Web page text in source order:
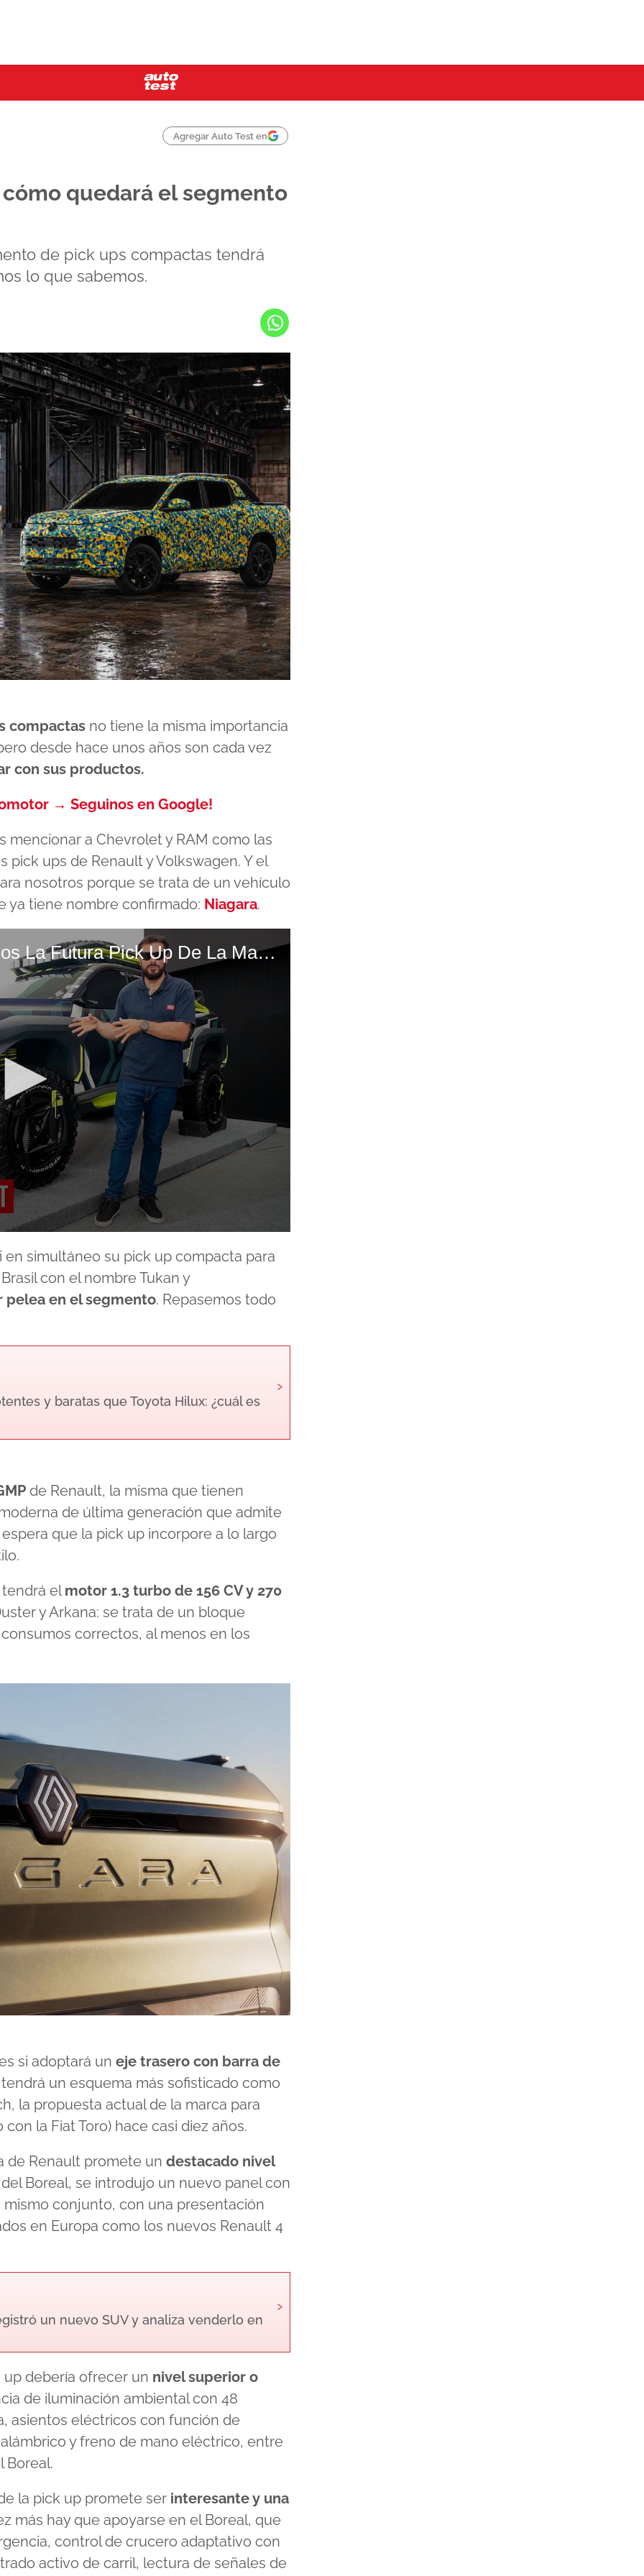
Agregar Auto Test en
quedará el segmento
de pick ups compactas tendrá
lo que sabemos.
compactas no tiene la misma importancia
desde hace unos años son cada vez
con sus productos.
→ Seguinos en Google!
mencionar a Chevrolet y RAM como las
ups de Renault y Volkswagen. Y el
nosotros porque se trata de un vehículo
ya tiene nombre confirmado: Niagara.
Renault Niagara Te Mostramos La Futura Pick Up De La Marca
en simultáneo su pick up compacta para
con el nombre Tukan y
pelea en el segmento. Repasemos todo
y baratas que Toyota Hilux: ¿cuál es
›
de Renault, la misma que tienen
de última generación que admite
que la pick up incorpore a lo largo
el motor 1.3 turbo de 156 CV y 270
y Arkana: se trata de un bloque
correctos, al menos en los
si adoptará un eje trasero con barra de
tendrá un esquema más sofisticado como
la propuesta actual de la marca para
la Fiat Toro) hace casi diez años.
de Renault promete un destacado nivel
del Boreal, se introdujo un nuevo panel con
mismo conjunto, con una presentación
en Europa como los nuevos Renault 4
un nuevo SUV y analiza venderlo en
›
up debería ofrecer un nivel superior o
de iluminación ambiental con 48
asientos eléctricos con función de
y freno de mano eléctrico, entre
Boreal.
la pick up promete ser interesante y una
más hay que apoyarse en el Boreal, que
control de crucero adaptativo con
activo de carril, lectura de señales de